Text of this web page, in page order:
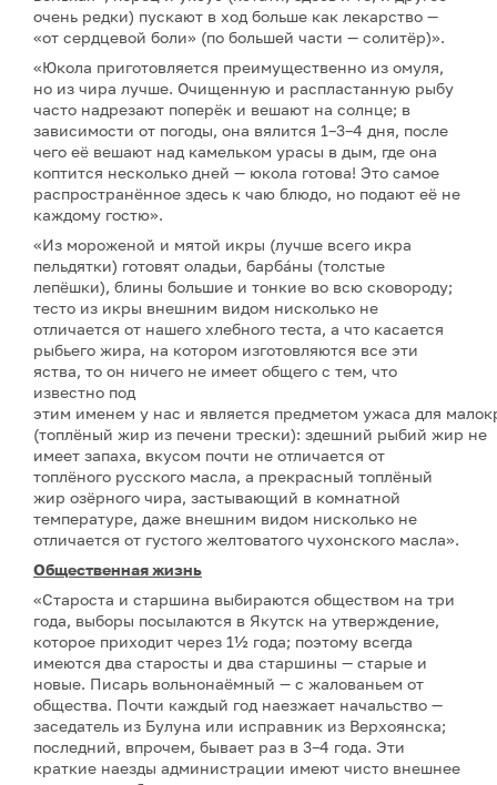
очень редки) пускают в ход больше как лекарство —
«от сердцевой боли» (по большей части — солитёр)».
«Юкола приготовляется преимущественно из омуля,
но из чира лучше. Очищенную и распластанную рыбу
часто надрезают поперёк и вешают на солнце; в
зависимости от погоды, она вялится 1–3–4 дня, после
чего её вешают над камельком урасы в дым, где она
коптится несколько дней — юкола готова! Это самое
распространённое здесь к чаю блюдо, но подают её не
каждому гостю».
«Из мороженой и мятой икры (лучше всего икра
пельдятки) готовят оладьи, барбáны (толстые
лепёшки), блины большие и тонкие во всю сковороду;
тесто из икры внешним видом нисколько не
отличается от нашего хлебного теста, а что касается
рыбьего жира, на котором изготовляются все эти
яства, то он ничего не имеет общего с тем, что
известно под
этим именем у нас и является предметом ужаса для
(топлёный жир из печени трески): здешний рыбий жир не
имеет запаха, вкусом почти не отличается от
топлёного русского масла, а прекрасный топлёный
жир озёрного чира, застывающий в комнатной
температуре, даже внешним видом нисколько не
отличается от густого желтоватого чухонского масла».
Общественная жизнь
«Староста и старшина выбираются обществом на три
года, выборы посылаются в Якутск на утверждение,
которое приходит через 1½ года; поэтому всегда
имеются два старосты и два старшины — старые и
новые. Писарь вольнонаёмный — с жалованьем от
общества. Почти каждый год наезжает начальство —
заседатель из Булуна или исправник из Верхоянска;
последний, впрочем, бывает раз в 3–4 года. Эти
краткие наезды администрации имеют чисто внешнее